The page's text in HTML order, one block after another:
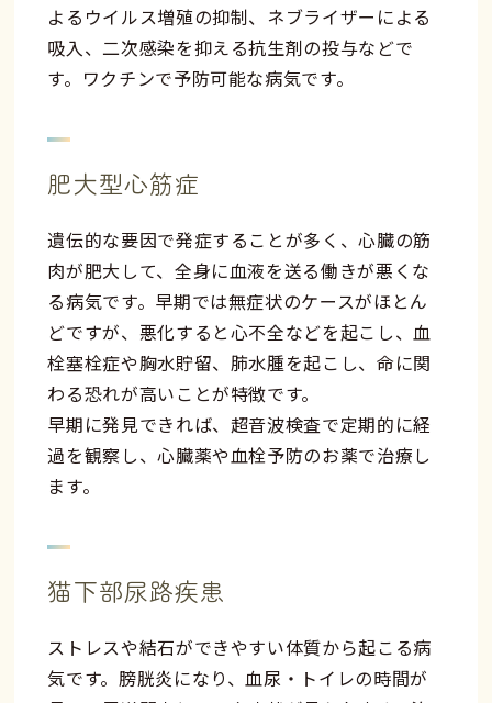
よるウイルス増殖の抑制、ネブライザーによる
吸入、二次感染を抑える抗生剤の投与などで
す。ワクチンで予防可能な病気です。
肥大型心筋症
遺伝的な要因で発症することが多く、心臓の筋
肉が肥大して、全身に血液を送る働きが悪くな
る病気です。早期では無症状のケースがほとん
どですが、悪化すると心不全などを起こし、血
栓塞栓症や胸水貯留、肺水腫を起こし、命に関
わる恐れが高いことが特徴です。
早期に発見できれば、超音波検査で定期的に経
過を観察し、心臓薬や血栓予防のお薬で治療し
ます。
猫下部尿路疾患
ストレスや結石ができやすい体質から起こる病
気です。膀胱炎になり、血尿・トイレの時間が